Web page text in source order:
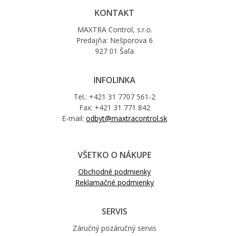
KONTAKT
MAXTRA Control, s.r.o.
Predajňa: Nešporova 6
927 01 Šaľa
INFOLINKA
Tel.: +421 31 7707 561-2
Fax: +421 31 771 842
E-mail: odbyt@maxtracontrol.sk
VŠETKO O NÁKUPE
Obchodné podmienky
Reklamačné podmienky
SERVIS
Záručný pozáručný servis